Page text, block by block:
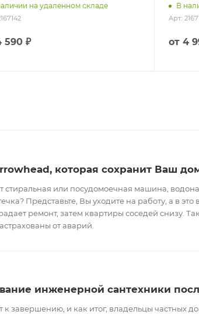
на удаленном складе
590 ₽
В
Арт.:
от 4
которая сохранит Ваш
стиральная или посудомоечная машина,
Представьте, Вы уходите на работу, а в
ремонт, затем квартиры соседей
от аварий.
инженерной сантехники
завершению, и как итог, владельцы частных